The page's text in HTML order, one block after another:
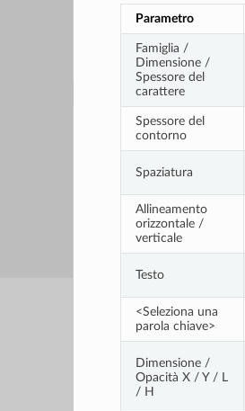
Parametro
Famiglia /
Dimensione /
Spessore del
carattere
Spessore del
contorno
Spaziatura
Allineamento
orizzontale /
verticale
Testo
<Seleziona una
parola chiave>
Dimensione /
Opacità X / Y / L
/ H